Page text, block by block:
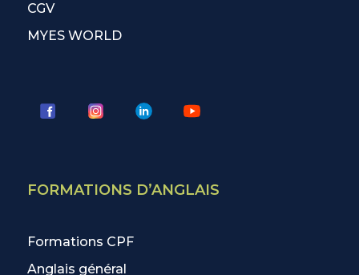
CGV
MYES WORLD
FORMATIONS D’ANGLAIS
Formations CPF
Anglais général